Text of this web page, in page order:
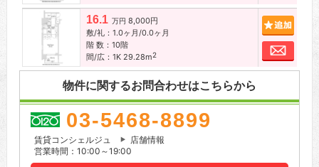
16.1 万円 8,000円
敷/礼：1.0ヶ月/0.0ヶ月
階 数：10階
間/広：1K 29.28m2
お問
物件に関するお問合わせはこちらから
03-5468-8899
賃貸コンシェルジュ
店舗情報
営業時間：10:00～19:00